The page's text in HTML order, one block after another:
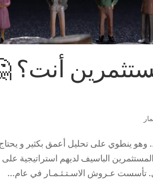
أنت؟
ينطوي على تحليل أعمق بكثير و يحتاج
الباسيف لديهم استراتيجية
تأسست عـروش الاسـتـثـمـار في عام...